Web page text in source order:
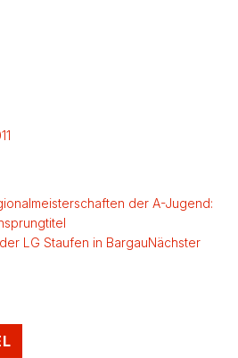
der A-Jugend:
LG Staufen in BargauNächster